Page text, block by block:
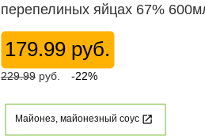
перепелиных яйцах 67%
179.99 руб.
229.99 руб. -22%
Майонез, майонезный соус